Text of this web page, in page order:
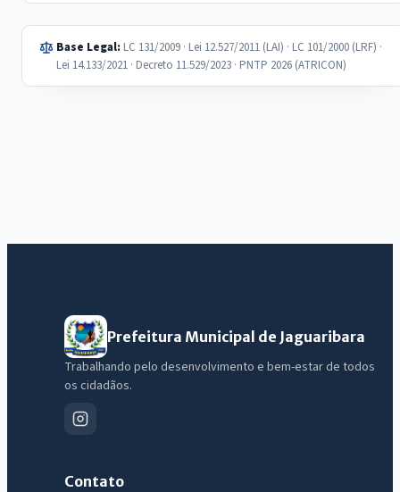
Base Legal: LC 131/2009 · Lei 12.527/2011 (LAI) · LC 101/2000 (LRF) ·
Lei 14.133/2021 · Decreto 11.529/2023 · PNTP 2026 (ATRICON)
Prefeitura Municipal de Jaguaribara
Trabalhando pelo desenvolvimento e bem-estar de todos
os cidadãos.
Contato